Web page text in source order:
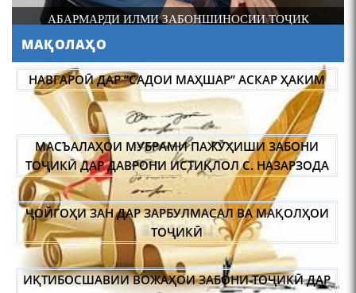
АБУЛҚОСИМ ЛОҲУТӢ /
ABULQOSIM LOHUTY/
Что знают в Ташкенте о
Мирзо Турсунзаде, чьим
именем назвали станцию
метро?
АБАРМАРДИ ИЛМИ ЗАБОНШИНОСИИ ТОҶИК
МАҚОЛАҲО
НАВГАРОӢ ДАР “САДОИ МАҲШАР” АСКАР ҲАКИМ
МАСЪАЛАҲОИ МУБРАМИ ПАЖӮҲИШИ ЗАБОНИ
ТОҶИКӢ ДАР ДАВРОНИ ИСТИҚЛОЛ С. НАЗАРЗОДА
ҶОЙГОҲИ ЗАН ДАР ЗАРБУЛМАСАЛ ВА МАҚОЛҲОИ
ТОҶИКӢ
ИҚТИБОСШАВИИ ВОЖАҲОИ ЗАБОНИ ТОҶИКӢ ДАР